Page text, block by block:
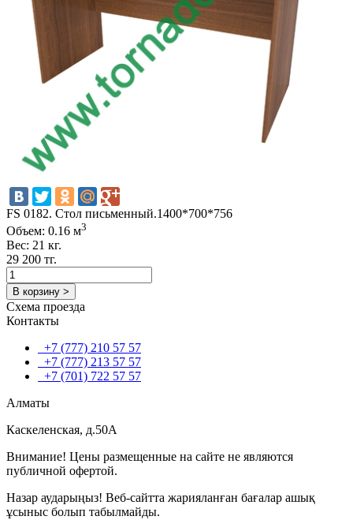
FS 0182. Стол письменный.1400*700*756
Объем: 0.16 м3
Вес: 21 кг.
29 200 тг.
В корзину >
Схема проезда
Контакты
+7 (777) 210 57 57
+7 (777) 213 57 57
+7 (701) 722 57 57
Алматы
Каскеленская, д.50А
Внимание! Цены размещенные на сайте не являются
публичной офертой.
Назар аударыңыз! Веб-сайтта жарияланған бағалар ашық
ұсыныс болып табылмайды.